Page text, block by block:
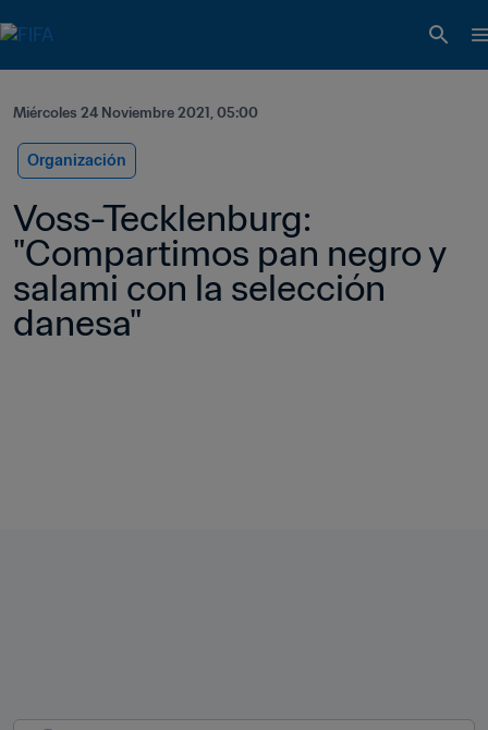
Miércoles 24 Noviembre 2021, 05:00
Organización
Voss-Tecklenburg:
"Compartimos pan negro y
salami con la selección
danesa"